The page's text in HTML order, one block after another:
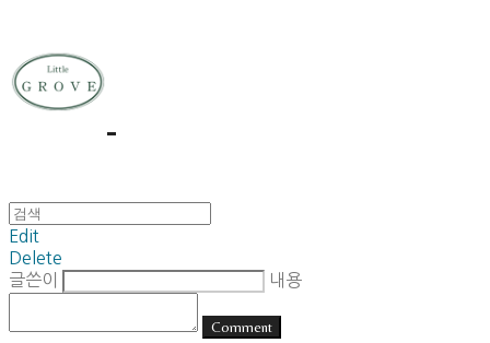
Edit
Delete
글쓴이
내용
Comment